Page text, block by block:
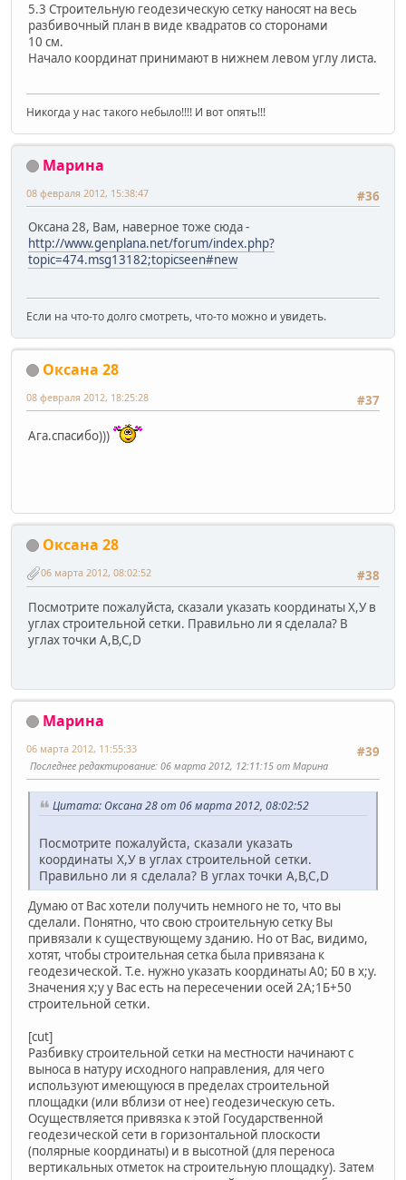
5.3 Строительную геодезическую сетку наносят на весь
разбивочный план в виде квадратов со сторонами
10 см.
Начало координат принимают в нижнем левом углу листа.
Никогда у нас такого небыло!!!! И вот опять!!!
Марина
#36
08 февраля 2012, 15:38:47
Оксана 28, Вам, наверное тоже сюда -
http://www.genplana.net/forum/index.php?
topic=474.msg13182;topicseen#new
Если на что-то долго смотреть, что-то можно и увидеть.
Оксана 28
#37
08 февраля 2012, 18:25:28
Ага.спасибо)))
Оксана 28
#38
06 марта 2012, 08:02:52
Посмотрите пожалуйста, сказали указать координаты Х,У в
углах строительной сетки. Правильно ли я сделала? В
углах точки А,В,С,D
Марина
#39
06 марта 2012, 11:55:33
Последнее редактирование: 06 марта 2012, 12:11:15 от Марина
Цитата: Оксана 28 от 06 марта 2012, 08:02:52
Посмотрите пожалуйста, сказали указать
координаты Х,У в углах строительной сетки.
Правильно ли я сделала? В углах точки А,В,С,D
Думаю от Вас хотели получить немного не то, что вы
сделали. Понятно, что свою строительную сетку Вы
привязали к существующему зданию. Но от Вас, видимо,
хотят, чтобы строительная сетка была привязана к
геодезической. Т.е. нужно указать координаты А0; Б0 в х;у.
Значения х;у у Вас есть на пересечении осей 2А;1Б+50
строительной сетки.
[cut]
Разбивку строительной сетки на местности начинают с
выноса в натуру исходного направления, для чего
используют имеющуюся в пределах строительной
площадки (или вблизи от нее) геодезическую сеть.
Осуществляется привязка к этой Государственной
геодезической сети в горизонтальной плоскости
(полярные координаты) и в высотной (для переноса
вертикальных отметок на строительную площадку). Затем